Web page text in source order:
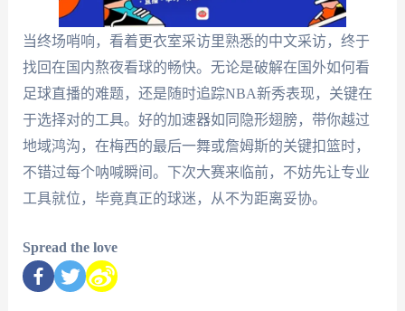
当终场哨响，看着更衣室采访里熟悉的中文采访，终于
找回在国内熬夜看球的畅快。无论是破解在国外如何看
足球直播的难题，还是随时追踪NBA新秀表现，关键在
于选择对的工具。好的加速器如同隐形翅膀，带你越过
地域鸿沟，在梅西的最后一舞或詹姆斯的关键扣篮时，
不错过每个呐喊瞬间。下次大赛来临前，不妨先让专业
工具就位，毕竟真正的球迷，从不为距离妥协。
Spread the love